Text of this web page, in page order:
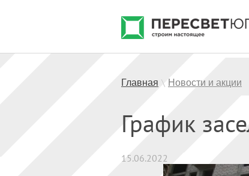
Главная \ Новости и акции
График
15.06.2022